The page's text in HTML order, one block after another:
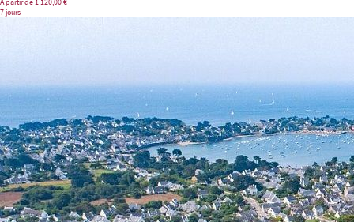
7 jours